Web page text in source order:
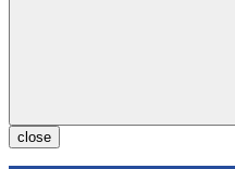
close